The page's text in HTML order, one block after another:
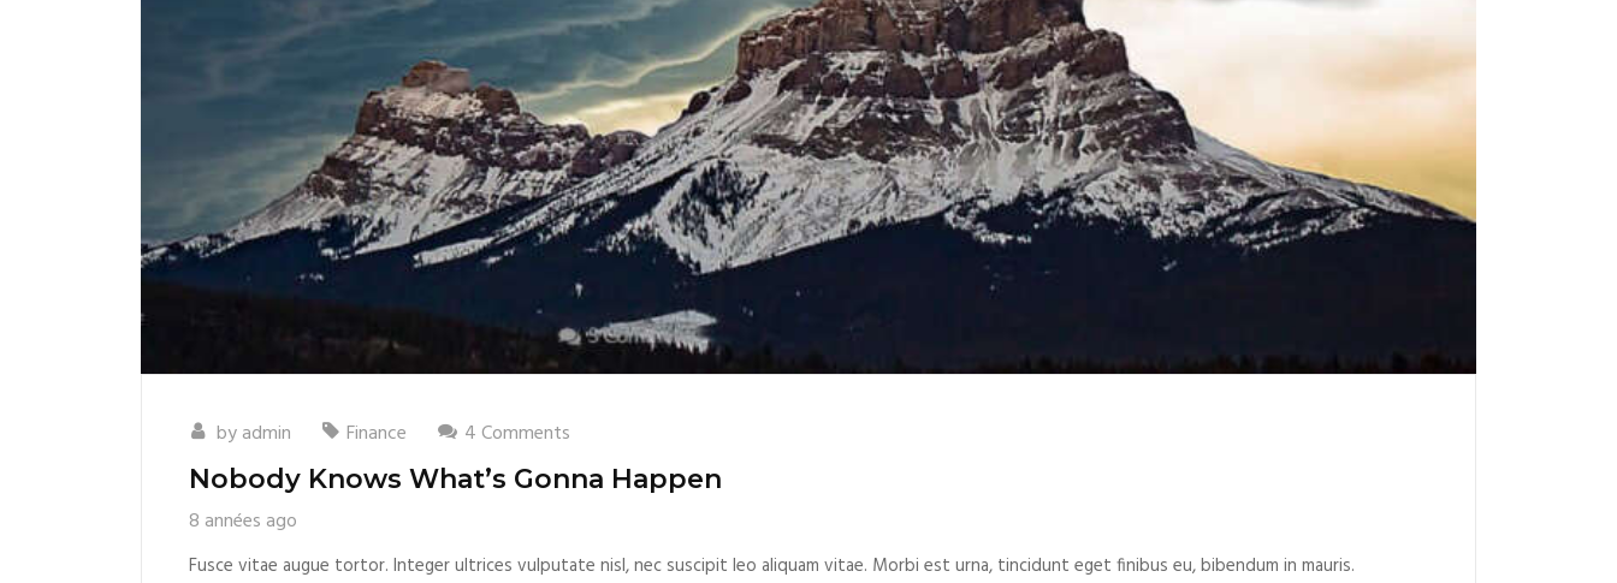
byadmin Finance 4 Comments
Nobody Knows What’s Gonna Happen
8 années ago
Fusce vitae augue tortor. Integer ultrices vulputate nisl, nec suscipit leo aliquam vitae. Morbi est urna, tincidunt eget finibus eu, bibendum in mauris.